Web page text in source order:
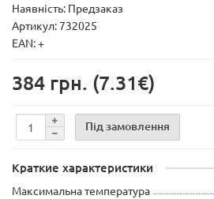
Наявність: Предзаказ
Артикул: 732025
EAN: +
384 грн. (7.31€)
Під замовлення
Краткие характеристики
Максимальна температура